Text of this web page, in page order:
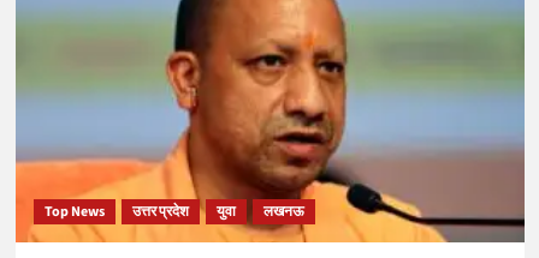
Top News उत्तर प्रदेश युवा लखनऊ